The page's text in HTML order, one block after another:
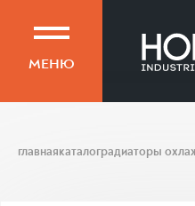
МЕНЮ
главнаякаталоградиаторы